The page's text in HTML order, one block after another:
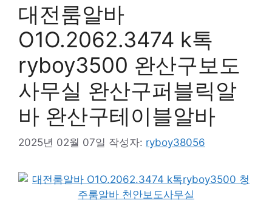
대전룸알바
O1O.2062.3474 k톡
ryboy3500 완산구보도
사무실 완산구퍼블릭알
바 완산구테이블알바
2025년 02월 07일 작성자: ryboy38056